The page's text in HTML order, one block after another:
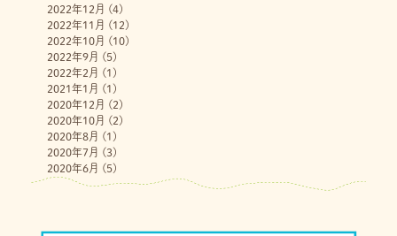
2022年12月 (4)
2022年11月 (12)
2022年10月 (10)
2022年9月 (5)
2022年2月 (1)
2021年1月 (1)
2020年12月 (2)
2020年10月 (2)
2020年8月 (1)
2020年7月 (3)
2020年6月 (5)